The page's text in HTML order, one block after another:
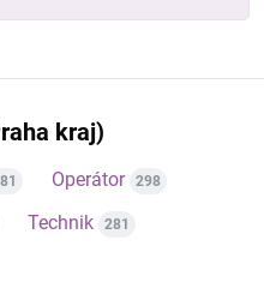
kraj)
Operátor 298
Technik 281